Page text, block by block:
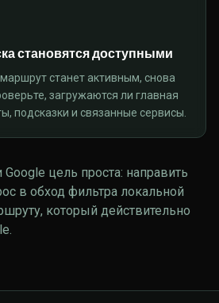
становятся доступными
станет активным, снова
загружаются ли главная
подсказки и связанные сервисы.
цель проста: направить
в обход фильтра локальной
который действительно